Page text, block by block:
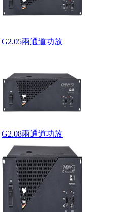
G2.05兩通道功放
G2.08兩通道功放